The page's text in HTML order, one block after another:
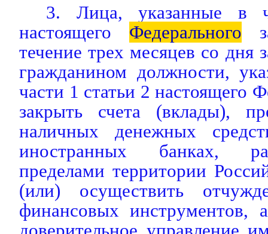
3. Лица, указанные в
настоящего Федерального
течение трех месяцев со дня
гражданином должности,
части 1 статьи 2 настоящего
закрыть счета (вклады),
наличных денежных
иностранных банках,
пределами территории
(или) осуществить
финансовых инструментов,